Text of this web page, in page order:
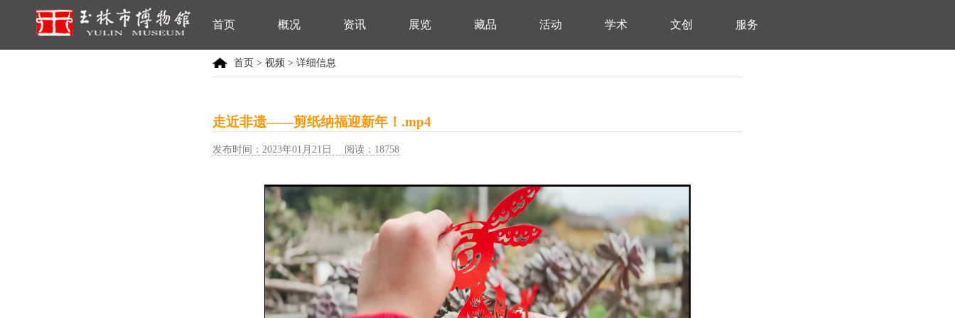
首页 概况 资讯 展览 藏品 活动 学术 文创 服务
首页 >视频 > 详细信息
走近非遗——剪纸纳福迎新年！.mp4
发布时间：2023年01月21日 阅读：18758